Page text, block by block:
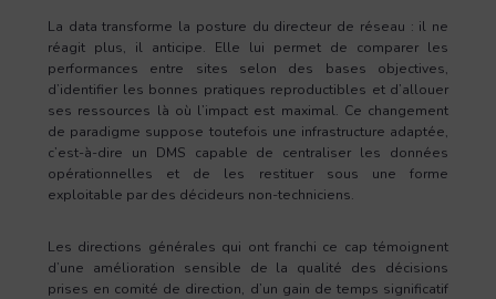
La data transforme la posture du directeur de réseau : il ne
réagit plus, il anticipe. Elle lui permet de comparer les
performances entre sites selon des bases objectives,
d’identifier les bonnes pratiques reproductibles et d’allouer
ses ressources là où l’impact est maximal. Ce changement
de paradigme suppose toutefois une infrastructure adaptée,
c’est-à-dire un DMS capable de centraliser les données
opérationnelles et de les restituer sous une forme
exploitable par des décideurs non-techniciens.
Les directions générales qui ont franchi ce cap témoignent
d’une amélioration sensible de la qualité des décisions
prises en comité de direction, d’un gain de temps significatif